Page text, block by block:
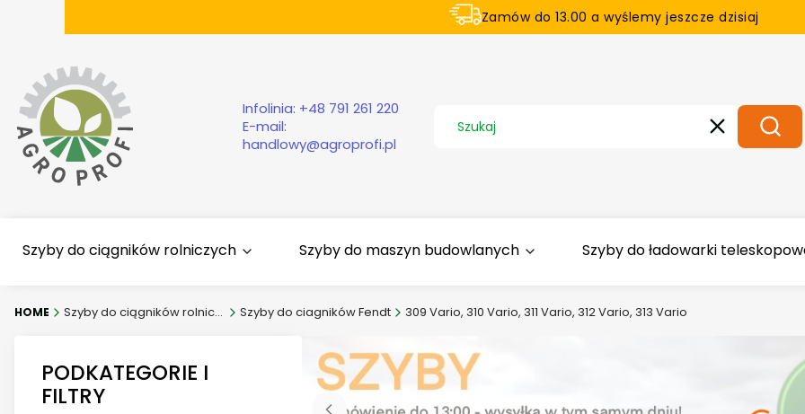
Zamów do 13.00 a wyślemy jeszcze dzisiaj
Infolinia: +48 791 261 220
E-mail:
handlowy@agroprofi.pl
WyczyśćSzukaj
Szyby do ciągników rolniczych Szyby do maszyn budowlanych Szyby do ładowarki
Szyby do ciągników rolniczych Szyby do ciagników Fendt 309 Vario, 310 Vario, 311 Vario, 312 Vario, 313 Vario
PODKATEGORIE I
FILTRY